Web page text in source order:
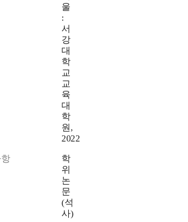
울
:
서
강
대
학
교
교
육
대
학
원,
2022
학
위
논
문
(석
사)